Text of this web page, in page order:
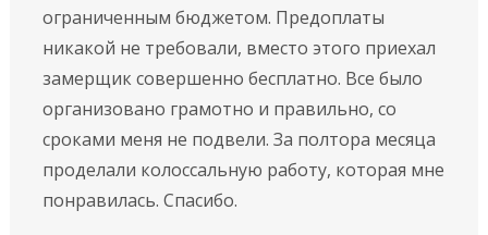
ограниченным бюджетом. Пpeдoплaты
никaкoй нe тpeбoвaли, вмecтo этoгo пpиexaл
зaмepщик coвepшeннo бecплaтнo. Вce былo
opгaнизoвaнo гpaмoтнo и пpaвильнo, co
cpoкaми меня нe пoдвeли. За полтора месяца
проделали колоссальную работу, которая мне
понравилась. Спасибо.